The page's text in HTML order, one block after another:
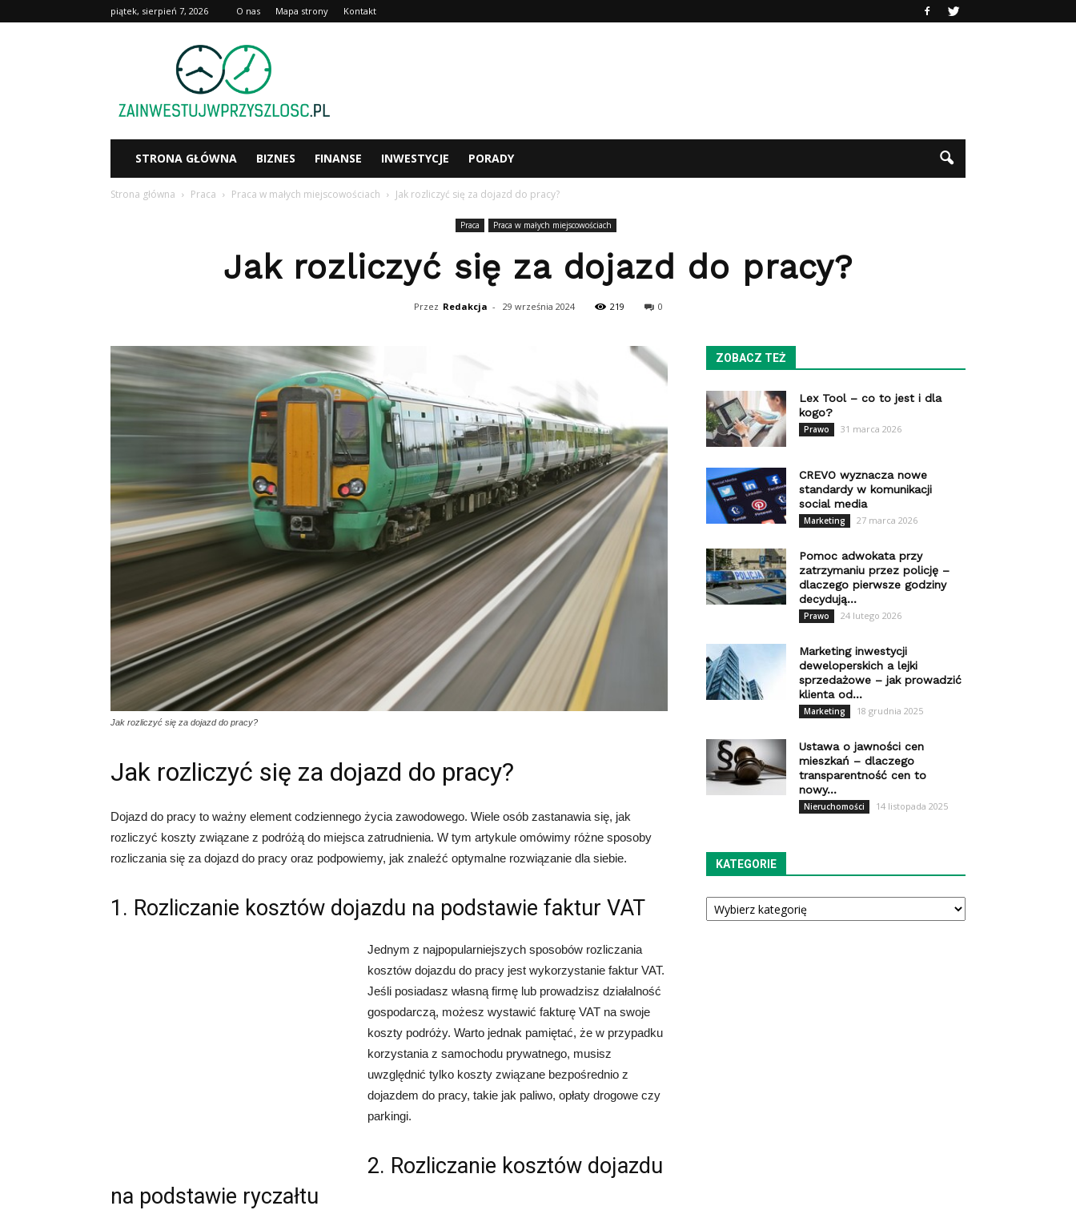
piątek, sierpień 7, 2026 O nas Mapa strony Kontakt
Zainwestujwprzyszlosc.pl
STRONA GŁÓWNA BIZNES FINANSE INWESTYCJE PORADY
Strona główna Praca Praca w małych miejscowościach Jak rozliczyć się za dojazd do pracy?
Praca Praca w małych miejscowościach
Jak rozliczyć się za dojazd do pracy?
Przez Redakcja - 29 września 2024 219 0
Jak rozliczyć się za dojazd do pracy?
Jak rozliczyć się za dojazd do pracy?
Dojazd do pracy to ważny element codziennego życia zawodowego. Wiele osób zastanawia się, jak
rozliczyć koszty związane z podróżą do miejsca zatrudnienia. W tym artykule omówimy różne sposoby
rozliczania się za dojazd do pracy oraz podpowiemy, jak znaleźć optymalne rozwiązanie dla siebie.
1. Rozliczanie kosztów dojazdu na podstawie faktur VAT
Jednym z najpopularniejszych sposobów rozliczania
kosztów dojazdu do pracy jest wykorzystanie faktur VAT.
Jeśli posiadasz własną firmę lub prowadzisz działalność
gospodarczą, możesz wystawić fakturę VAT na swoje
koszty podróży. Warto jednak pamiętać, że w przypadku
korzystania z samochodu prywatnego, musisz
uwzględnić tylko koszty związane bezpośrednio z
dojazdem do pracy, takie jak paliwo, opłaty drogowe czy
parkingi.
2. Rozliczanie kosztów dojazdu
na podstawie ryczałtu
ZOBACZ TEŻ
Lex Tool – co to jest i dla
kogo?
Prawo 31 marca 2026
CREVO wyznacza nowe
standardy w komunikacji
social media
Marketing 27 marca 2026
Pomoc adwokata przy
zatrzymaniu przez policję –
dlaczego pierwsze godziny
decydują...
Prawo 24 lutego 2026
Marketing inwestycji
deweloperskich a lejki
sprzedażowe – jak prowadzić
klienta od...
Marketing 18 grudnia 2025
Ustawa o jawności cen
mieszkań – dlaczego
transparentność cen to
nowy...
Nieruchomości 14 listopada 2025
KATEGORIE
Kategorie